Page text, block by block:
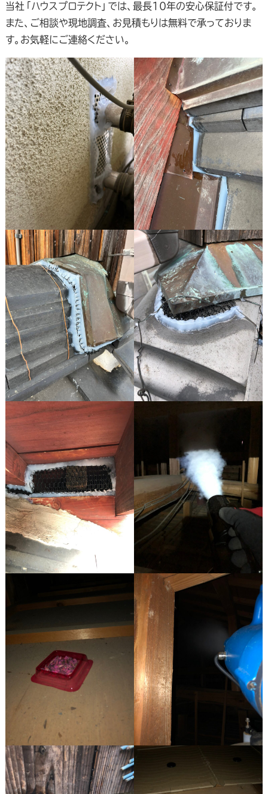
当社「ハウスプロテクト」では、最長10年の安心保証付です。
また、ご相談や現地調査、お見積もりは無料で承っておりま
す。お気軽にご連絡ください。